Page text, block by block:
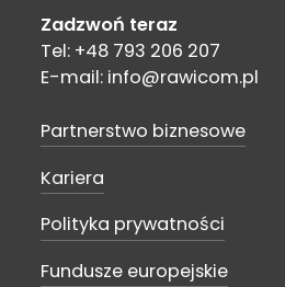
Zadzwoń teraz
Tel: +48 793 206 207
E-mail: info@rawicom.pl
Partnerstwo biznesowe
Kariera
Polityka prywatności
Fundusze europejskie